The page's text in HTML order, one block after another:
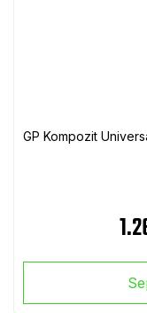
GP Kompozit